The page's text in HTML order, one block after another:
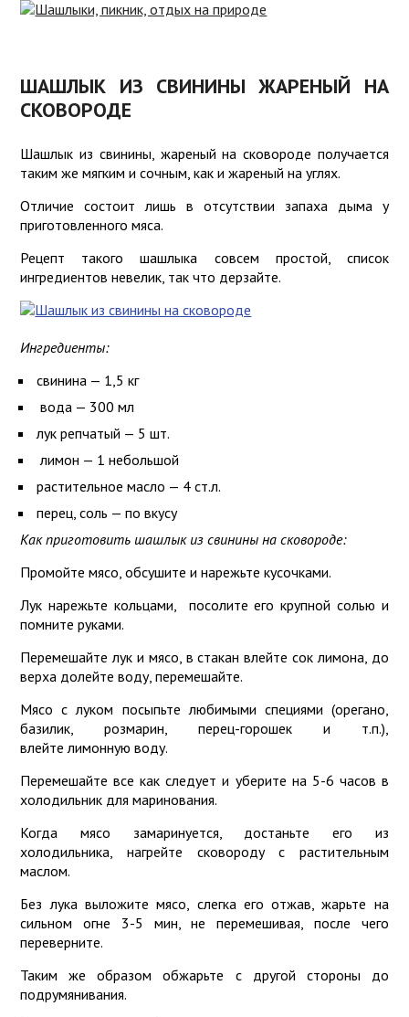
ЧТО
ПИКНИК
ДЕТЕЙ
СРЕДСТВА
КНИГИ О
МАРИНОВАННЫЙ
СОУСЫ
БЛЮДА
ДЛЯ
ПИКНИКА
ШАШЛЫК
ДОМА
ШАШЛЫК ИЗ СВИНИНЫ ЖАРЕНЫЙ НА
СКОВОРОДЕ
Шашлык из свинины, жареный на сковороде получается
таким же мягким и сочным, как и жареный на углях.
Отличие состоит лишь в отсутствии запаха дыма у
приготовленного мяса.
Рецепт такого шашлыка совсем простой, список
ингредиентов невелик, так что дерзайте.
Ингредиенты:
свинина — 1,5 кг
вода — 300 мл
лук репчатый — 5 шт.
лимон — 1 небольшой
растительное масло — 4 ст.л.
перец, соль — по вкусу
Как приготовить шашлык из свинины на сковороде:
Промойте мясо, обсушите и нарежьте кусочками.
Лук нарежьте кольцами, посолите его крупной солью и
помните руками.
Перемешайте лук и мясо, в стакан влейте сок лимона, до
верха долейте воду, перемешайте.
Мясо с луком посыпьте любимыми специями (орегано,
базилик, розмарин, перец-горошек и т.п.),
влейте лимонную воду.
Перемешайте все как следует и уберите на 5-6 часов в
холодильник для маринования.
Когда мясо замаринуется, достаньте его из
холодильника, нагрейте сковороду с растительным
маслом.
Без лука выложите мясо, слегка его отжав, жарьте на
сильном огне 3-5 мин, не перемешивая, после чего
переверните.
Таким же образом обжарьте с другой стороны до
подрумянивания.